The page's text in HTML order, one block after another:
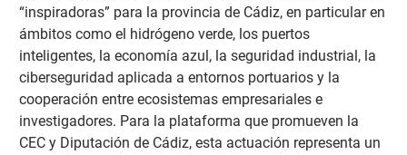
“inspiradoras” para la provincia de Cádiz, en particular en
ámbitos como el hidrógeno verde, los puertos
inteligentes, la economía azul, la seguridad industrial, la
ciberseguridad aplicada a entornos portuarios y la
cooperación entre ecosistemas empresariales e
investigadores. Para la plataforma que promueven la
CEC y Diputación de Cádiz, esta actuación representa un